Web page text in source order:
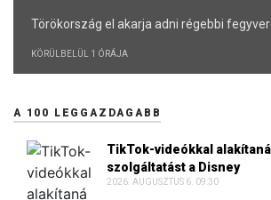
Törökország el akarja adni régebbi
KÖRÜLBELÜL 1 ÓRÁJA
A 100 LEGGAZDAGABB
TikTok-videókkal
szolgáltatást a Disney
2026. AUGUSZTUS 6. 09:30